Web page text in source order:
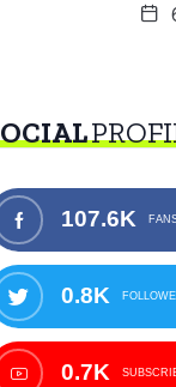
107.6K
0.8K
0.7K